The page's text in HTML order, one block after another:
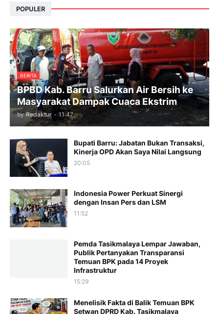
POPULER
BERITA
BPBD Kab. Barru Salurkan Air Bersih ke
Masyarakat Dampak Cuaca Ekstrim
by Redaktur - 11:47
Bupati Barru: Jabatan Bukan Transaksi,
Kinerja OPD Akan Saya Nilai Langsung
20:05
Indonesia Power Perkuat Sinergi
dengan Insan Pers dan LSM
11:52
Pemda Tasikmalaya Lempar Jawaban,
Publik Pertanyakan Transparansi
Temuan BPK pada 14 Proyek
Infrastruktur
15:29
Menelisik Fakta di Balik Temuan BPK
Setwan DPRD Kab. Tasikmalaya